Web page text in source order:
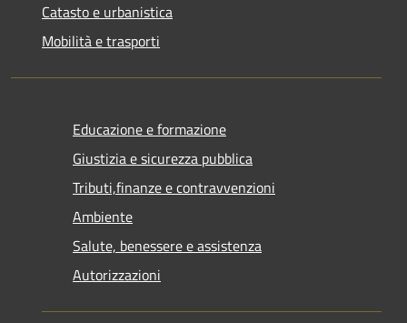
Catasto e urbanistica
Mobilità e trasporti
Educazione e formazione
Giustizia e sicurezza pubblica
Tributi,finanze e contravvenzioni
Ambiente
Salute, benessere e assistenza
Autorizzazioni